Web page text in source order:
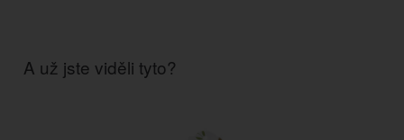
A už jste viděli tyto?